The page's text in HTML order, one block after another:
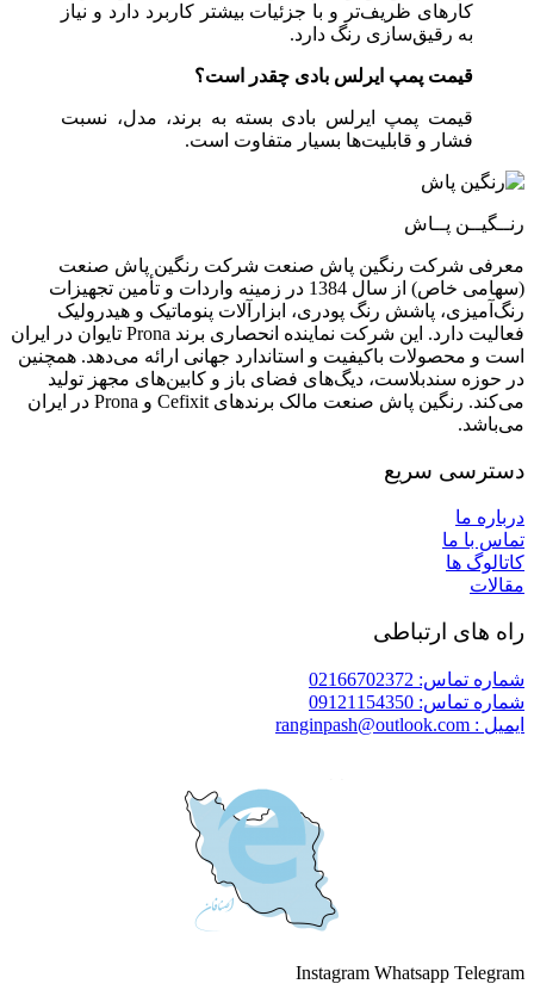
کارهای ظریف‌تر و با جزئیات بیشتر کاربرد دارد و نیاز
به رقیق‌سازی رنگ دارد.
قیمت پمپ ایرلس بادی چقدر است؟
قیمت پمپ ایرلس بادی بسته به برند، مدل، نسبت
فشار و قابلیت‌ها بسیار متفاوت است.
رنــگیــن پــاش
معرفی شرکت رنگین پاش صنعت شرکت رنگین پاش صنعت
(سهامی خاص) از سال 1384 در زمینه واردات و تأمین تجهیزات
رنگ‌آمیزی، پاشش رنگ پودری، ابزارآلات پنوماتیک و هیدرولیک
فعالیت دارد. این شرکت نماینده انحصاری برند Prona تایوان در ایران
است و محصولات باکیفیت و استاندارد جهانی ارائه می‌دهد. همچنین
در حوزه سندبلاست، دیگ‌های فضای باز و کابین‌های مجهز تولید
می‌کند. رنگین پاش صنعت مالک برندهای Cefixit و Prona در ایران
می‌باشد.
دسترسی سریع
درباره ما
تماس با ما
کاتالوگ ها
مقالات
راه های ارتباطی
شماره تماس: 02166702372
شماره تماس: 09121154350
ایمیل : ranginpash@outlook.com
Instagram Whatsapp Telegram